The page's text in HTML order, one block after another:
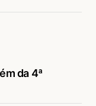
da 4ª